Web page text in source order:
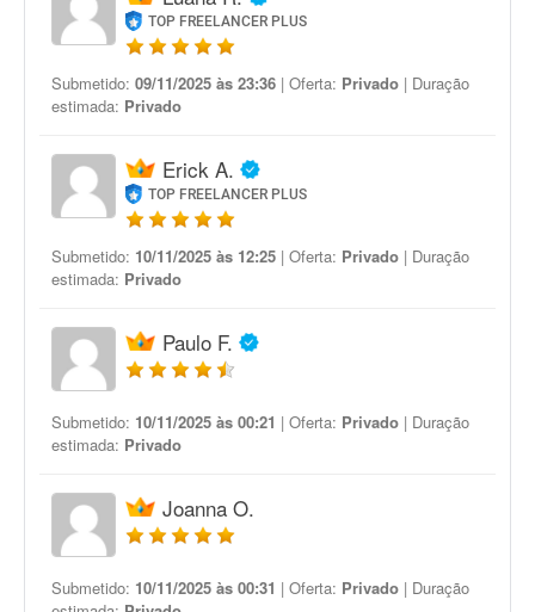
TOP FREELANCER PLUS
Submetido: 09/11/2025 às 23:36 | Oferta: Privado | Duração
estimada: Privado
Erick A.
TOP FREELANCER PLUS
Submetido: 10/11/2025 às 12:25 | Oferta: Privado | Duração
estimada: Privado
Paulo F.
Submetido: 10/11/2025 às 00:21 | Oferta: Privado | Duração
estimada: Privado
Joanna O.
Submetido: 10/11/2025 às 00:31 | Oferta: Privado | Duração